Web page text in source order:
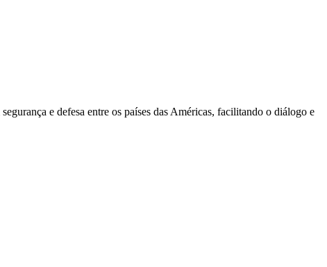
e defesa entre os países das Américas, facilitando o diálogo e